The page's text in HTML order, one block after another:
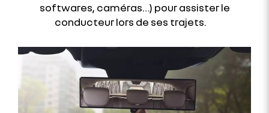
softwares, caméras…) pour assister le
conducteur lors de ses trajets.